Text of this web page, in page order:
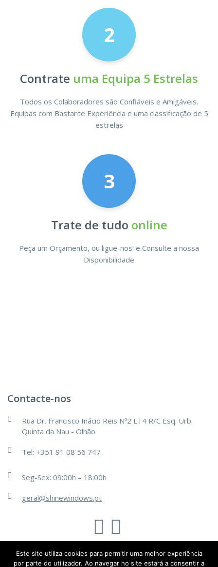
2
Contrate uma Equipa 5 Estrelas
Todos os Colaboradores são Confiáveis e Amigáveis.
Equipas com Bastante Experiência e uma classificação de 5
estrelas
3
Trate de tudo online
Peça um Orçamento, ou ligue-nos! e Consulte a nossa
Disponibilidade
Contacte-nos
Rua Dr. Francisco Inácio Reis Nº2 LT4 R/C Esq. Urb.
Quinta da Nau - Olhão
Tel: +351 91 08 56 747
Seg-Sex: 09:00h – 18:00h
geral@shinewindows.pt
TechsOn
@2019 - Todos os direitos reservados.
Este site utiliza cookies para permitir uma melhor experiência
por parte do utilizador. Ao navegar no site estará a consentir a